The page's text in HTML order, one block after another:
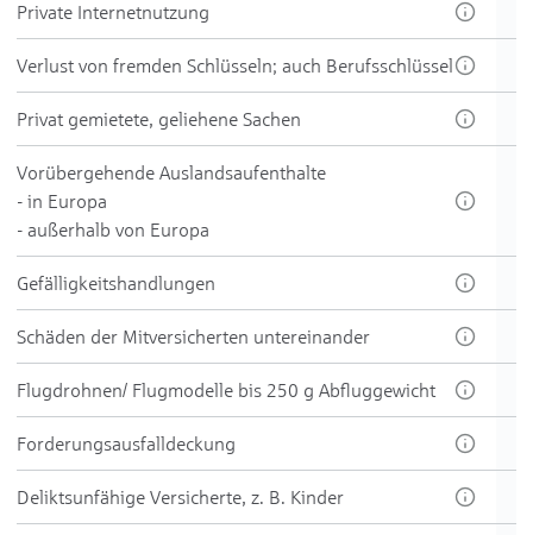
Private Inter­net­nutzung
Ver­lust von frem­den Schlüsseln; auch Berufs­schlüssel
Pri­vat ge­mie­te­te, ge­liehe­ne Sach­en
Vorüber­gehende Aus­lands­aufenthalte
- in Europa
- außer­halb von Europa
Ge­fällig­keits­hand­lungen
Schä­den der Mit­versicher­ten unter­einan­der
Flug­drohnen/ Flug­modelle bis 250 g Ab­flug­gewicht
Forder­ungs­aus­fall­deckung
Delikt­sun­fähige Ver­sicherte, z. B. Kinder